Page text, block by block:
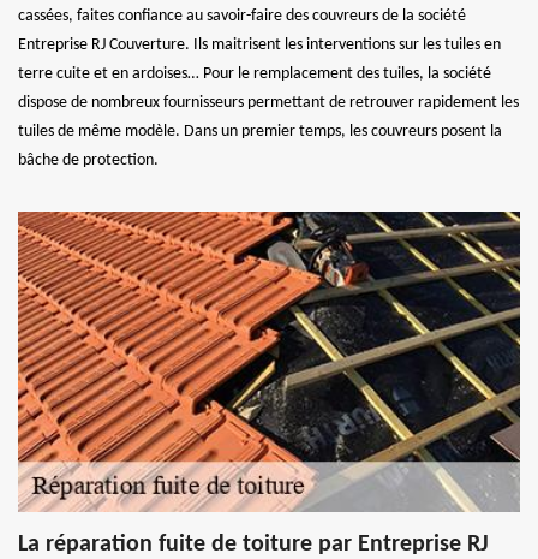
cassées, faites confiance au savoir-faire des couvreurs de la société
Entreprise RJ Couverture. Ils maitrisent les interventions sur les tuiles en
terre cuite et en ardoises… Pour le remplacement des tuiles, la société
dispose de nombreux fournisseurs permettant de retrouver rapidement les
tuiles de même modèle. Dans un premier temps, les couvreurs posent la
bâche de protection.
La réparation fuite de toiture par Entreprise RJ